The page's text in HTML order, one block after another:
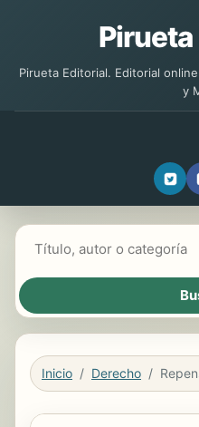
Pirueta Editorial. Editorial
y
Inicio Derecho